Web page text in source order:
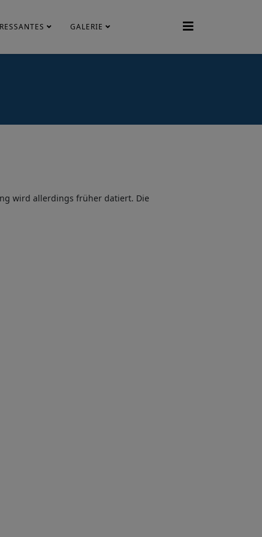
GALERIE
wird allerdings früher datiert. Die